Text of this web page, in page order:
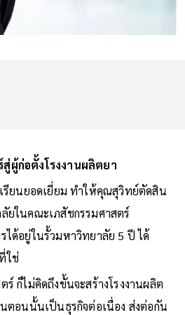
ผู้ก่อตั้งโรงงานผลิตยา
รียนยอดเยี่ยม ทำให้คุณสุวิทย์ตัดสิน
ยในคณะเภสัชกรรมศาสตร์
ด้อยู่ในรั้วมหาวิทยาลัย 5 ปี ได้
ใช่
ก็ไม่คิดถึงขั้นจะสร้างโรงงานผลิต
นตอนนั้นเป็นธุรกิจต่อเนื่อง ส่งต่อกัน